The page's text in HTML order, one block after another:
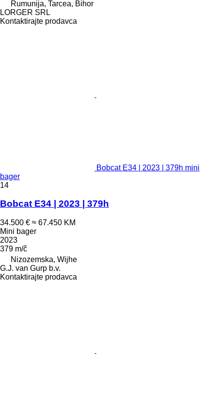
Rumunija, Tarcea, Bihor
LORGER SRL
Kontaktirajte prodavca
Bobcat E34 | 2023 | 379h mini
bager
14
Bobcat E34 | 2023 | 379h
34.500 € ≈ 67.450 KM
Mini bager
2023
379 m/č
Nizozemska, Wijhe
G.J. van Gurp b.v.
Kontaktirajte prodavca